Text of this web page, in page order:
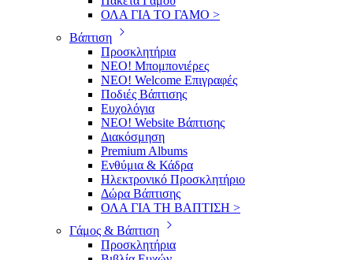
ΟΛΑ ΓΙΑ ΤΟ ΓΑΜΟ >
Βάπτιση
Προσκλητήρια
ΝΕΟ! Μπομπονιέρες
NEO! Welcome Επιγραφές
Ποδιές Βάπτισης
Ευχολόγια
ΝΕΟ! Website Βάπτισης
Διακόσμηση
Premium Albums
Ενθύμια & Κάδρα
Ηλεκτρονικό Προσκλητήριο
Δώρα Βάπτισης
ΟΛΑ ΓΙΑ ΤΗ ΒΑΠΤΙΣΗ >
Γάμος & Βάπτιση
Προσκλητήρια